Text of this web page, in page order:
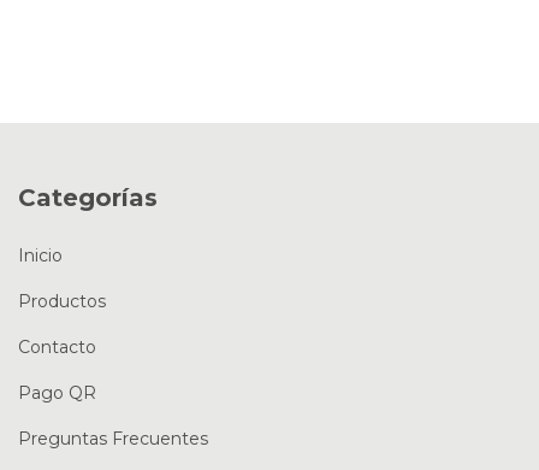
Categorías
Inicio
Productos
Contacto
Pago QR
Preguntas Frecuentes